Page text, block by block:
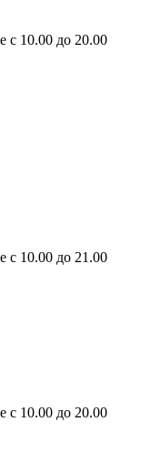
с 10.00 до 20.00
с 10.00 до 21.00
с 10.00 до 20.00